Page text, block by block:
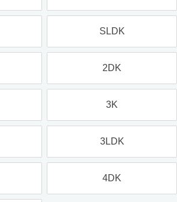
SLDK
2DK
3K
3LDK
4DK